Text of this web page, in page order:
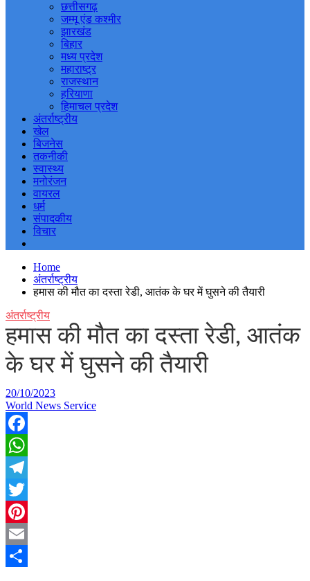
छत्तीसगढ़
जम्मू एंड कश्मीर
झारखंड
बिहार
मध्य प्रदेश
महाराष्ट्र
राजस्थान
हरियाणा
हिमाचल प्रदेश
अंतर्राष्ट्रीय
खेल
बिजनेस
तकनीकी
स्वास्थ्य
मनोरंजन
वायरल
धर्म
संपादकीय
विचार
Home
अंतर्राष्ट्रीय
हमास की मौत का दस्ता रेडी, आतंक के घर में घुसने की तैयारी
अंतर्राष्ट्रीय
हमास की मौत का दस्ता रेडी, आतंक
के घर में घुसने की तैयारी
20/10/2023
World News Service
Facebook
WhatsApp
Telegram
Twitter
Pinterest
Email